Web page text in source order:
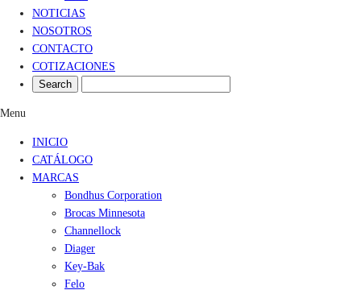
NOTICIAS
NOSOTROS
CONTACTO
COTIZACIONES
Menu
INICIO
CATÁLOGO
MARCAS
Bondhus Corporation
Brocas Minnesota
Channellock
Diager
Key-Bak
Felo